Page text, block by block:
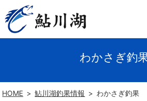
わかさぎ釣
HOME 鮎川湖釣果情報 わかさぎ釣果